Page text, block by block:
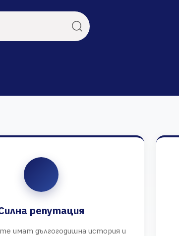
репутация
имат дългогодишна история и